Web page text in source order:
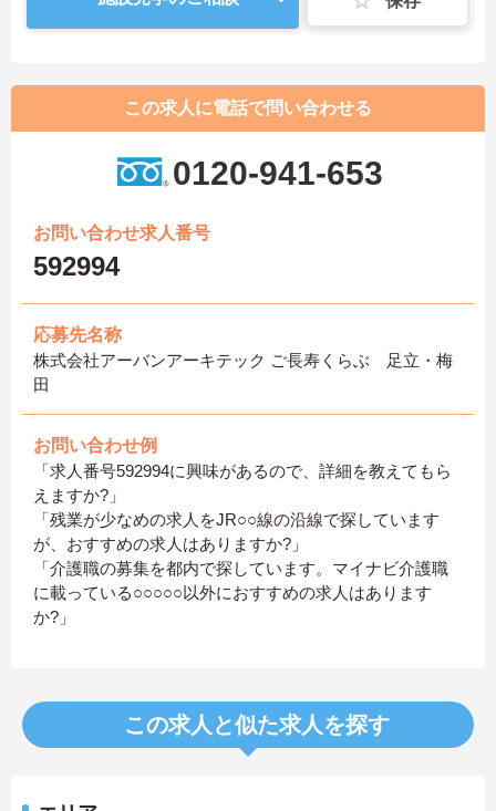
この求人に電話で問い合わせる
0120-941-653
お問い合わせ求人番号
592994
応募先名称
株式会社アーバンアーキテック ご長寿くらぶ 足立・梅
田
お問い合わせ例
「求人番号592994に興味があるので、詳細を教えてもら
えますか?」
「残業が少なめの求人をJR○○線の沿線で探しています
が、おすすめの求人はありますか?」
「介護職の募集を都内で探しています。マイナビ介護職
に載っている○○○○○以外におすすめの求人はあります
か?」
この求人と似た求人を探す